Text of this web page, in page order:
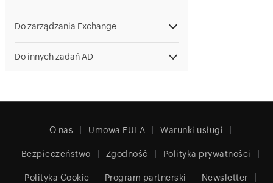
Do zarządzania Exchange
Do innych zadań AD
O nas Umowa EULA Warunki usługi
Bezpieczeństwo Zgodność Polityka prywatności
Polityka Cookie Program partnerski Newsletter